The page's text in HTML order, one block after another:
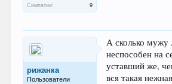
Симпатии:
9
рижанка
Пользователи
А сколько мужу
неспособен на
уставший же,
вся такая